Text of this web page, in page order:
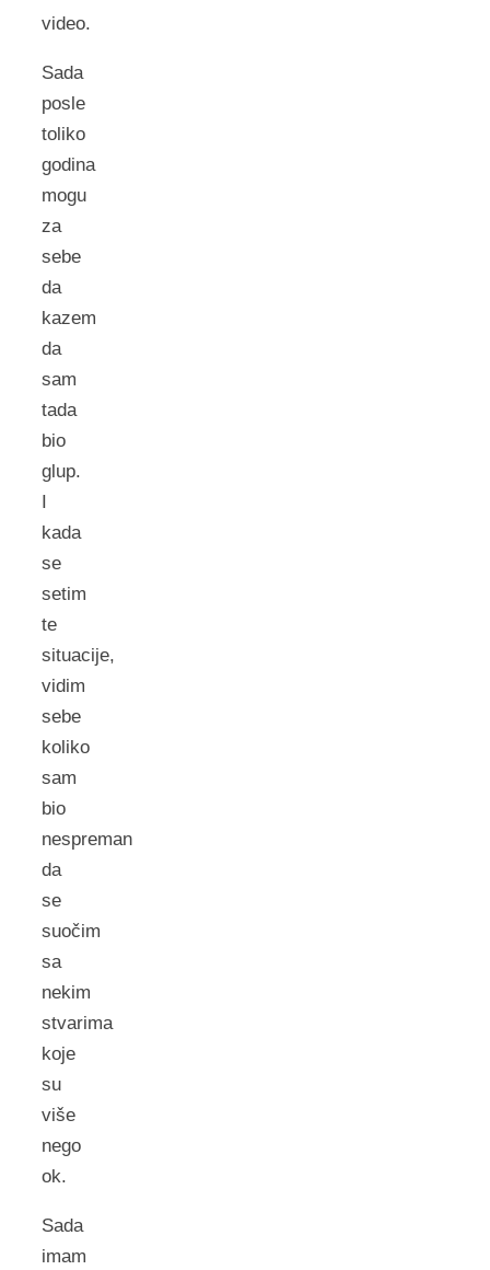
video.
Sada
posle
toliko
godina
mogu
za
sebe
da
kazem
da
sam
tada
bio
glup.
I
kada
se
setim
te
situacije,
vidim
sebe
koliko
sam
bio
nespreman
da
se
suočim
sa
nekim
stvarima
koje
su
više
nego
ok.
Sada
imam